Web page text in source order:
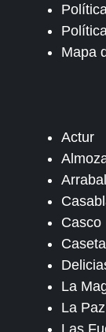
Mapa
Actur
Arrabal
Casco
La
La Paz
Las